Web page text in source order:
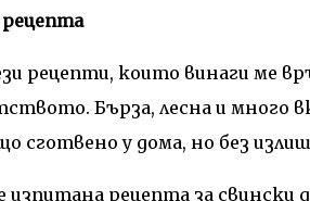
рецепти, които винаги ме
Бърза, лесна и много
сготвено у дома, но без
рецепта за свински